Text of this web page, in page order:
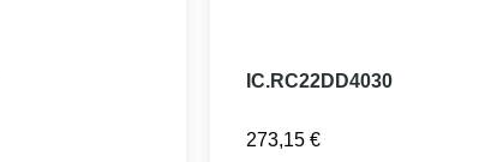
IC.RC22DD4030
273,15 €